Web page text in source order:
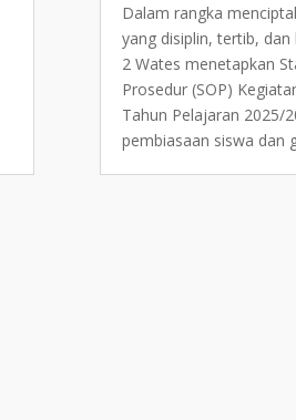
Dalam rangka
yang disiplin, tertib,
2 Wates menetapkan
Prosedur (SOP)
Tahun Pelajaran 2025/
pembiasaan siswa dan